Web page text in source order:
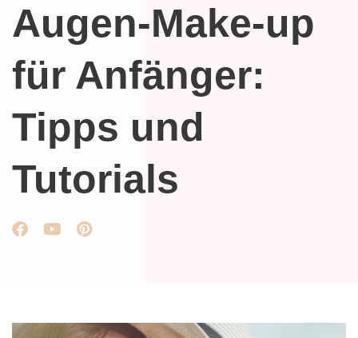
Augen-Make-up
für Anfänger:
Tipps und
Tutorials